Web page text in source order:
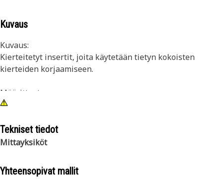
Kuvaus
Kuvaus:
Kierteitetyt insertit, joita käytetään tietyn kokoisten
kierteiden korjaamiseen.
Määritteet:
Sarja sisältää yhden kokoiset insertit, ohjaimen ja
Sovellus:
Katso lisätietoja omistajan ohjekirjasta tai ota yhteyttä
paikalliseen Cat -edustajaasi.
Tekniset tiedot
Mittayksiköt
Yhteensopivat mallit